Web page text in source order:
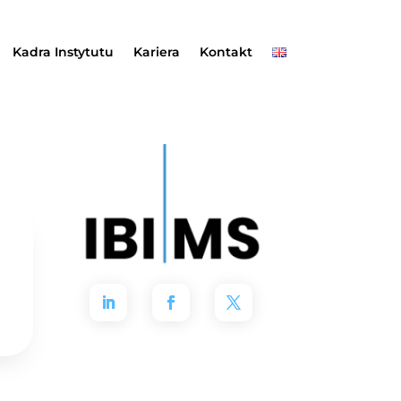
Kadra Instytutu Kariera Kontakt